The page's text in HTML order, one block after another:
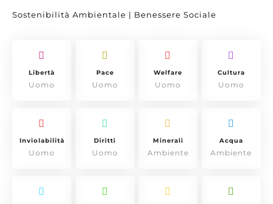
Sostenibilità Ambientale | Benessere Sociale
Libertà
Uomo
Pace
Uomo
Welfare
Uomo
Cultura
Uomo
Inviolabilità
Uomo
Diritti
Uomo
Minerali
Ambiente
Acqua
Ambiente